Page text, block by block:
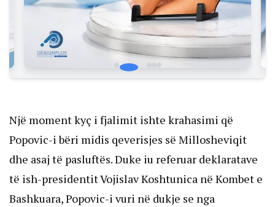
Një moment kyç i fjalimit ishte krahasimi që
Popovic-i bëri midis qeverisjes së Millosheviqit
dhe asaj të pasluftës. Duke iu referuar deklaratave
të ish-presidentit Vojislav Koshtunica në Kombet e
Bashkuara, Popovic-i vuri në dukje se nga